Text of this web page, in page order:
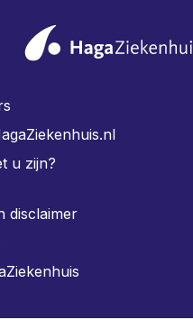
u zijn?
disclaimer